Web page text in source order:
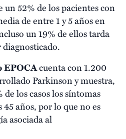
un 52% de los pacientes con
de entre 1 y 5 años en
un 19% de ellos tarda
diagnosticado.
EPOCAcuenta con 1.200
Parkinson y muestra,
de los casos los síntomas
años, por lo que no es
asociada al